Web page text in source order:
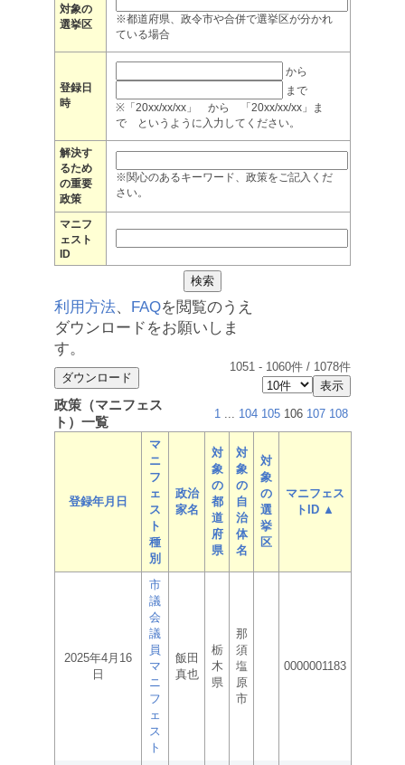
対象の
選挙区
※都道府県、政令市や合併で選挙区が分かれ
ている場合
登録日
時
から
まで
※「20xx/xx/xx」 から 「20xx/xx/xx」ま
で というように入力してください。
解決す
るため
の重要
政策
※関心のあるキーワード、政策をご記入くだ
さい。
マニフ
ェスト
ID
利用方法、 FAQを閲覧のうえ
ダウンロードをお願いしま
す。
1051 - 1060件 / 1078件
政策（マニフェス
ト）一覧
1 ... 104 105 106 107 108
登録年月日
マ
ニ
フ
ェ
ス
ト
種
別
政治
家名
対
象
の
都
道
府
県
対
象
の
自
治
体
名
対
象
の
選
挙
区
マニフェス
トID ▲
2025年4月16
日
市
議
会
議
員
マ
ニ
フ
ェ
ス
ト
飯田
真也
栃
木
県
那
須
塩
原
市
0000001183